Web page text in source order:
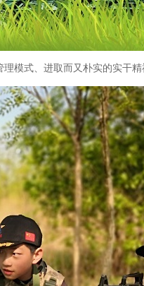
模式、进取而又朴实的实干